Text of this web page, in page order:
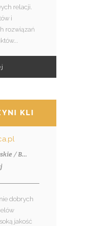
relacji.
i
rozwiązań
KLIENTA
Lokalizacja: kujawsko-pomorskie / Brodnica
dobrych
jakość